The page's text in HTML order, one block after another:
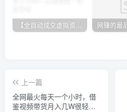
【全自动成交虚拟资源站】站长唯一陪跑项目！月入10W+~长期稳定~
上一篇
全网最火每天一个小时，借
鉴视频带货月入几W很轻松